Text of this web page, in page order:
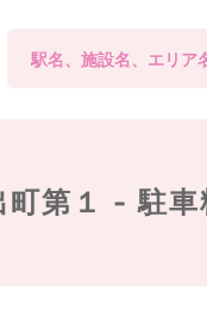
町第１ -駐車